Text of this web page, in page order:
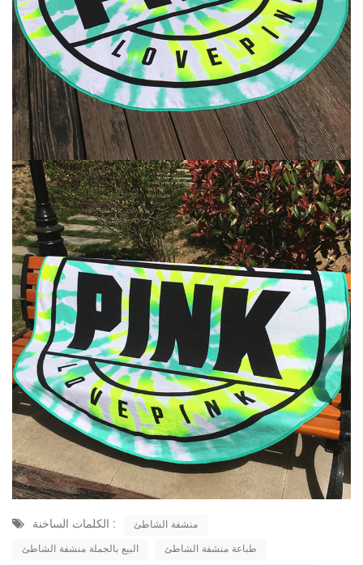
الكلمات الساخنة :
منشفة الشاطئ
البيع بالجملة منشفة الشاطئ
طباعة منشفة الشاطئ